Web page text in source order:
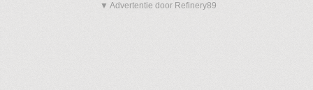
▼ Advertentie door Refinery89